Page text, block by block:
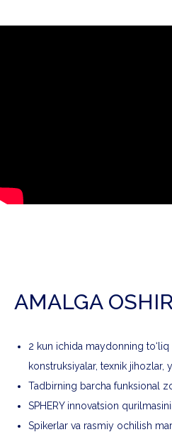
AMALGA
2 kun ichida maydonning
konstruksiyalar, texnik jihozlar,
Tadbirning barcha funksional
SPHERY innovatsion
Spikerlar va rasmiy ochilish